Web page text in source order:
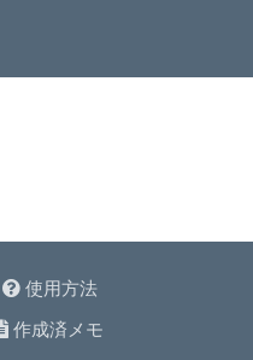
使用方法
作成済メモ